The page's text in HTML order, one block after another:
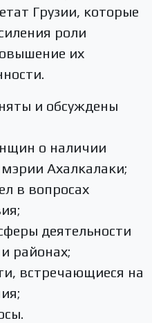
Грузии, которые
роли
их
и обсуждены
о наличии
Ахалкалаки;
в вопросах
деятельности
районах;
встречающиеся на